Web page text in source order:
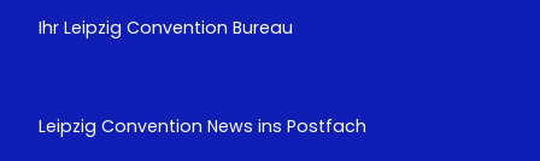
Ihr Leipzig Convention Bureau
Leipzig Convention News ins Postfach